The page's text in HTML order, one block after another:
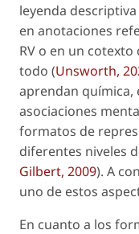
leyenda descriptiva
en anotaciones
RV o en un
todo (Unsworth,
aprendan química,
asociaciones
formatos de
diferentes niveles
Gilbert, 2009). A
uno de estos
En cuanto a los